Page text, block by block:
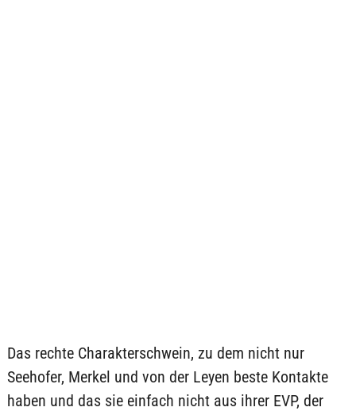
Das rechte Charakterschwein, zu dem nicht nur
Seehofer, Merkel und von der Leyen beste Kontakte
haben und das sie einfach nicht aus ihrer EVP, der